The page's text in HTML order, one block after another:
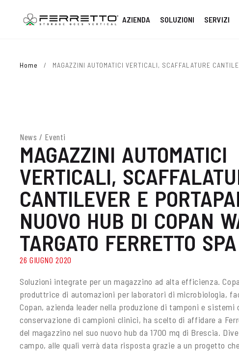
AZIENDA SOLUZIONI SERVIZI
Home / MAGAZZINI AUTOMATICI VERTICALI, SCAFFALATURE
News / Eventi
MAGAZZINI AUTOMATICI
VERTICALI,
CANTILEVER E
NUOVO HUB DI COPAN
TARGATO FERRETTO SPA
26 GIUGNO 2020
Soluzioni integrate per un magazzino ad alta efficienza.
produttrice di automazioni per laboratori di microbiologia,
Copan, azienda leader nella produzione di tamponi e
conservazione di campioni clinici, ha scelto di affidare a
del magazzino nel suo nuovo hub da 1700 mq di Brescia.
campo, alle quali verrà data risposta grazie a un progetto